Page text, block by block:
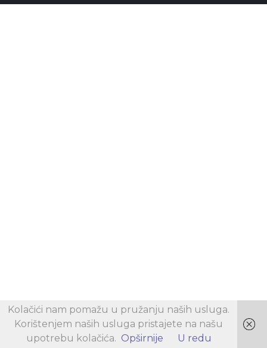
Kolačići nam pomažu u pružanju naših usluga.
Korištenjem naših usluga pristajete na našu
upotrebu kolačića. Opširnije U redu